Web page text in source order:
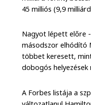
45 milliós (9,9
Nagyot lépett előre
másodszor elhódító
többet keresett,
dobogós
A Forbes listája a